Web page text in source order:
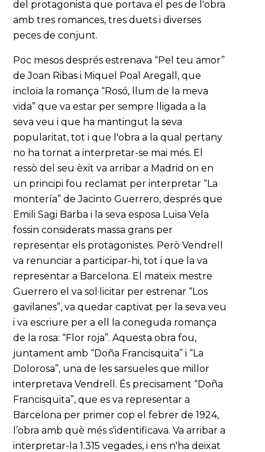
del protagonista que portava el pes de l'obra
amb tres romances, tres duets i diverses
peces de conjunt.
Poc mesos després estrenava “Pel teu amor”
de Joan Ribas i Miquel Poal Aregall, que
incloïa la romança “Rosó, llum de la meva
vida” que va estar per sempre lligada a la
seva veu i que ha mantingut la seva
popularitat, tot i que l'obra a la qual pertany
no ha tornat a interpretar-se mai més. El
ressò del seu èxit va arribar a Madrid on en
un principi fou reclamat per interpretar “La
montería” de Jacinto Guerrero, després que
Emili Sagi Barba i la seva esposa Luisa Vela
fossin considerats massa grans per
representar els protagonistes. Però Vendrell
va renunciar a participar-hi, tot i que la va
representar a Barcelona. El mateix mestre
Guerrero el va sol·licitar per estrenar “Los
gavilanes”, va quedar captivat per la seva veu
i va escriure per a ell la coneguda romança
de la rosa: “Flor roja”. Aquesta obra fou,
juntament amb “Doña Francisquita” i “La
Dolorosa”, una de les sarsueles que millor
interpretava Vendrell. És precisament “Doña
Francisquita”, que es va representar a
Barcelona per primer cop el febrer de 1924,
l’obra amb què més s'identificava. Va arribar a
interpretar-la 1.315 vegades, i ens n'ha deixat